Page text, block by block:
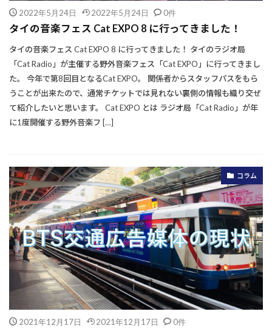
2022年5月24日 2022年5月24日 0件
タイの音楽フェス Cat EXPO 8 に行ってきました！
タイの音楽フェス Cat EXPO 8 に行ってきました！ タイのラジオ局
「Cat Radio」が主催する野外音楽フェス「Cat EXPO」に行ってきまし
た。 今年で第8回目となるCat EXPO。 関係者からスタッフパスをもら
うことが出来たので、通常チケットでは見れない裏側の情報も織り交ぜ
て紹介したいと思います。 Cat EXPO とは ラジオ局「Cat Radio」が年
に1度開催する野外音楽フ […]
コラム
2021年12月17日 2021年12月17日 0件